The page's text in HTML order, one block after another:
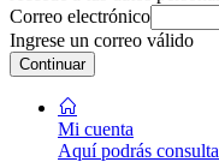
Correo electrónico
Ingrese un correo válido
Continuar
Mi cuenta
Aquí podrás